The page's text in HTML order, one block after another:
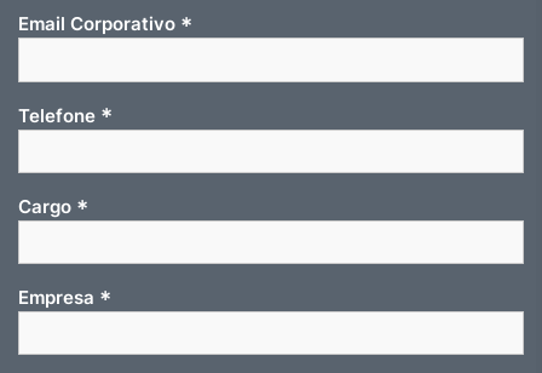
Email Corporativo *
Telefone *
Cargo *
Empresa *